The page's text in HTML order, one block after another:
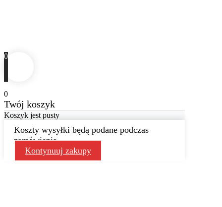
0
0
Twój koszyk
Koszyk jest pusty
Koszty wysyłki będą podane podczas
zamówienia
Kontynuuj zakupy